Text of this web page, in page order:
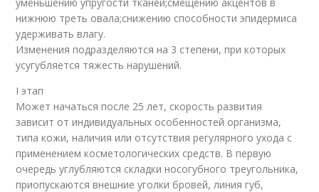
нижнюю треть овала;снижению способности эпидермиса
удерживать влагу.
Изменения подразделяются на 3 степени, при которых
усугубляется тяжесть нарушений.
I этап
Может начаться после 25 лет, скорость развития
зависит от индивидуальных особенностей организма,
типа кожи, наличия или отсутствия регулярного ухода с
применением косметологических средств. В первую
очередь углубляются складки носогубного треугольника,
приопускаются внешние уголки бровей, линия губ,